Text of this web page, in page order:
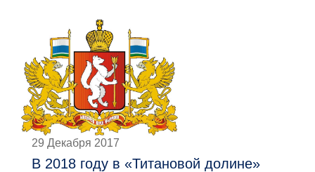
29 Декабря 2017
В 2018 году в «Титановой долине»